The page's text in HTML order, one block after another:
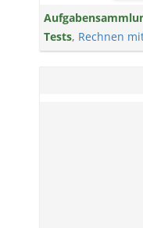
Tests, Rechnen